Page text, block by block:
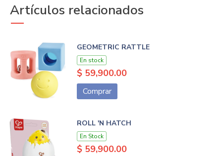
Artículos relacionados
GEOMETRIC RATTLE
En stock
$ 59,900.00
Comprar
ROLL 'N HATCH
En Stock
$ 59,900.00